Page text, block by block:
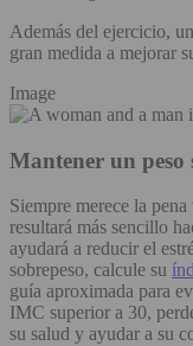
Además del ejercicio,
gran medida a mejorar
Image
Mantener un peso
Siempre merece la
resultará más sencillo
ayudará a reducir el
sobrepeso, calcule su
guía aproximada para
IMC superior a 30,
su salud y ayudar a su